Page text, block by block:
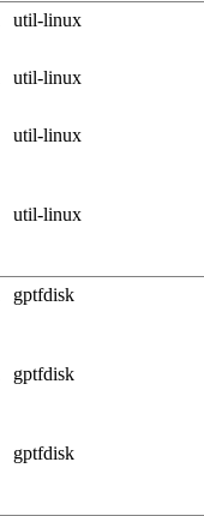
util-linux
util-linux
util-linux
util-linux
gptfdisk
gptfdisk
gptfdisk